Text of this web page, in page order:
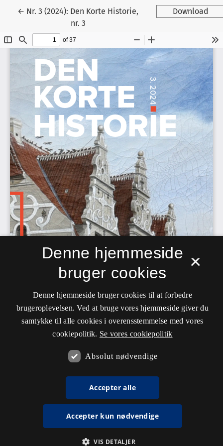
← Tilbage til artikeldetaljer
Nr. 3 (2024): Den Korte Historie,
nr. 3
Download
×
Denne hjemmeside
bruger cookies
Denne hjemmeside bruger cookies til at forbedre
brugeroplevelsen. Ved at bruge vores hjemmeside giver du
samtykke til alle cookies i overensstemmelse med vores
cookiepolitik. Se vores cookiepolitik
Absolut nødvendige
Accepter alle
Accepter kun nødvendige
VIS DETALJER